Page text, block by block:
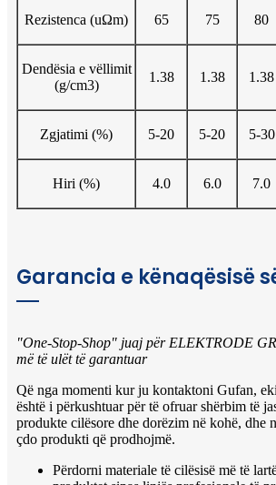
Rezistenca (uΩm) 65 75 80
Dendësia e vëllimit
(g/cm3)
1.38 1.38 1.38
Zgjatimi (%) 5-20 5-20 5-30
Hiri (%) 4.0 6.0 7.0
Garancia e kënaqësisë
"One-Stop-Shop" juaj për ELEKTRODE
më të ulët të garantuar
Që nga momenti kur ju kontaktoni Gufan,
është i përkushtuar për të ofruar shërbim të
produkte cilësore dhe dorëzim në kohë, dhe
çdo produkti që prodhojmë.
Përdorni materiale të cilësisë më të